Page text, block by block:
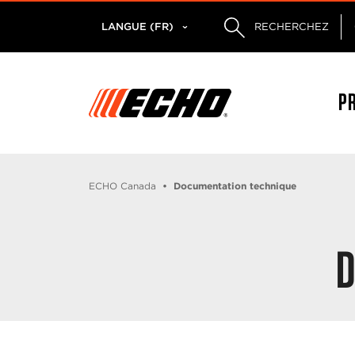
LANGUE (FR) RECHERCHEZ
ECHO Canada Documentation technique